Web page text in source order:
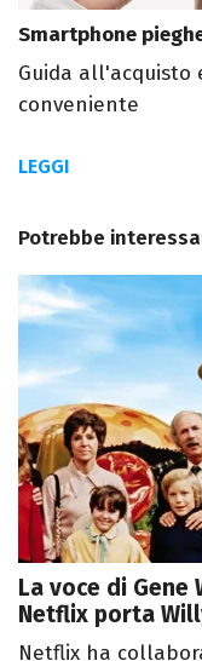
Smartphone
Guida
conveniente
LEGGI
Potrebbe
La voce di Gene
Netflix porta
Netflix ha